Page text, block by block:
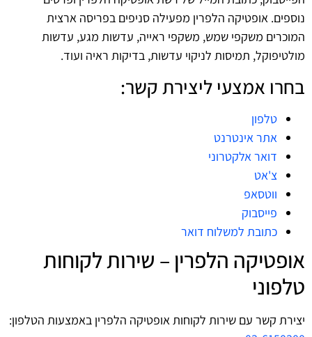
נוספים. אופטיקה הלפרין מפעילה סניפים בפריסה ארצית
המוכרים משקפי שמש, משקפי ראייה, עדשות מגע, עדשות
מולטיפוקל, תמיסות לניקוי עדשות, בדיקות ראיה ועוד.
בחרו אמצעי ליצירת קשר:
טלפון
אתר אינטרנט
דואר אלקטרוני
צ'אט
ווטסאפ
פייסבוק
כתובת למשלוח דואר
אופטיקה הלפרין – שירות לקוחות
טלפוני
יצירת קשר עם שירות לקוחות אופטיקה הלפרין באמצעות הטלפון: